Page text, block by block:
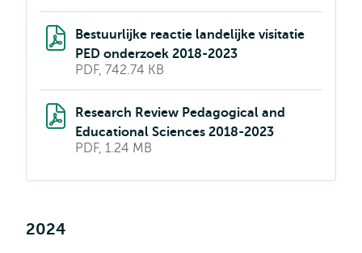
Bestuurlijke reactie landelijke visitatie
PED onderzoek 2018-2023
PDF, 742.74 KB
Research Review Pedagogical and
Educational Sciences 2018-2023
PDF, 1.24 MB
2024